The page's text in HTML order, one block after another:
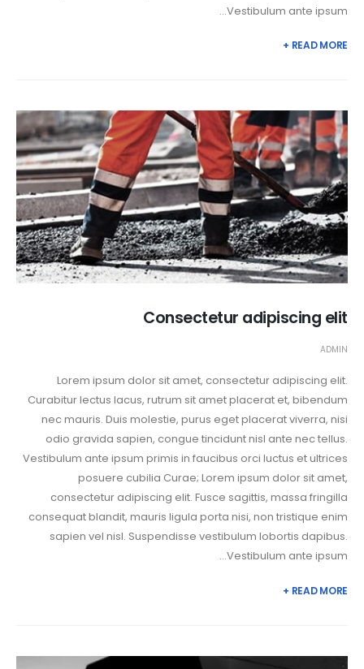
Vestibulum ante ipsum...
READ MORE +
Consectetur adipiscing elit
ADMIN
Lorem ipsum dolor sit amet, consectetur adipiscing elit.
Curabitur lectus lacus, rutrum sit amet placerat et, bibendum
nec mauris. Duis molestie, purus eget placerat viverra, nisi
odio gravida sapien, congue tincidunt nisl ante nec tellus.
Vestibulum ante ipsum primis in faucibus orci luctus et ultrices
posuere cubilia Curae; Lorem ipsum dolor sit amet,
consectetur adipiscing elit. Fusce sagittis, massa fringilla
consequat blandit, mauris ligula porta nisi, non tristique enim
sapien vel nisl. Suspendisse vestibulum lobortis dapibus.
Vestibulum ante ipsum...
READ MORE +